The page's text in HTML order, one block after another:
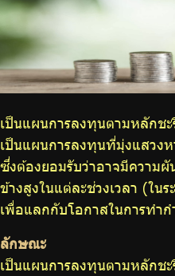
ไทย | Eng
เป็นแผนการลงทุนตามหลักช
เป็นแผนการลงทุนที่มุ่งแสวง
ซึ่งต้องยอมรับว่าอาจมีความ
ข้างสูงในแต่ละช่วงเวลา (ใ
เพื่อแลกกับโอกาสในการทำก
ลักษณะ
เป็นแผนการลงทุนตามหลักช